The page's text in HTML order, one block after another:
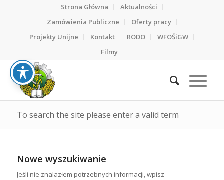
Strona Główna
Aktualności
Zamówienia Publiczne
Oferty pracy
Projekty Unijne
Kontakt RODO
WFOŚiGW
Filmy
To search the site please enter a valid term
Nowe wyszukiwanie
Jeśli nie znalazłem potrzebnych informacji, wpisz